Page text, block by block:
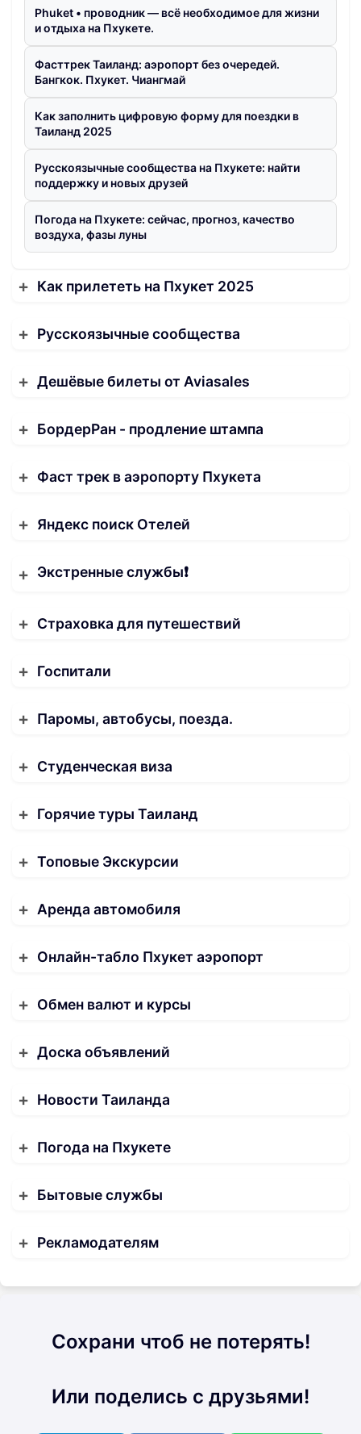
Phuket • проводник — всё необходимое для жизни
и отдыха на Пхукете.
Фасттрек Таиланд: аэропорт без очередей.
Бангкок. Пхукет. Чиангмай
Как заполнить цифровую форму для поездки в
Таиланд 2025
Русскоязычные сообщества на Пхукете: найти
поддержку и новых друзей
Погода на Пхукете: сейчас, прогноз, качество
воздуха, фазы луны
Как прилететь на Пхукет 2025
Русскоязычные сообщества
Дешёвые билеты от Aviasales
БордерРан - продление штампа
Фаст трек в аэропорту Пхукета
Яндекс поиск Отелей
Экстренные службы❗️
Страховка для путешествий
Госпитали
Паромы, автобусы, поезда.
Студенческая виза
Горячие туры Таиланд
Топовые Экскурсии
Аренда автомобиля
Онлайн-табло Пхукет аэропорт
Обмен валют и курсы
Доска объявлений
Новости Таиланда
Погода на Пхукете
Бытовые службы
Рекламодателям
Сохрани чтоб не потерять!
Или поделись с друзьями!